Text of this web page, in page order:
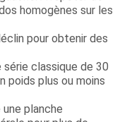
homogènes sur les
pour obtenir des
série classique de 30
poids plus ou moins
planche